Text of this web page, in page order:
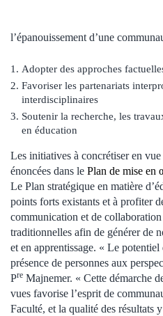
l’épanouissement d’une
Adopter des approches
Favoriser les partenariats
interdisciplinaires
Soutenir la recherche, les
en éducation
Les initiatives à concrétiser en
énoncées dans le Plan de mise en
Le Plan stratégique en matière
points forts existants et à profiter
communication et de
traditionnelles afin de générer de
et en apprentissage. « Le
présence de personnes aux
Pre Majnemer. « Cette démarche
vues favorise l’esprit de
Faculté, et la qualité des résultats